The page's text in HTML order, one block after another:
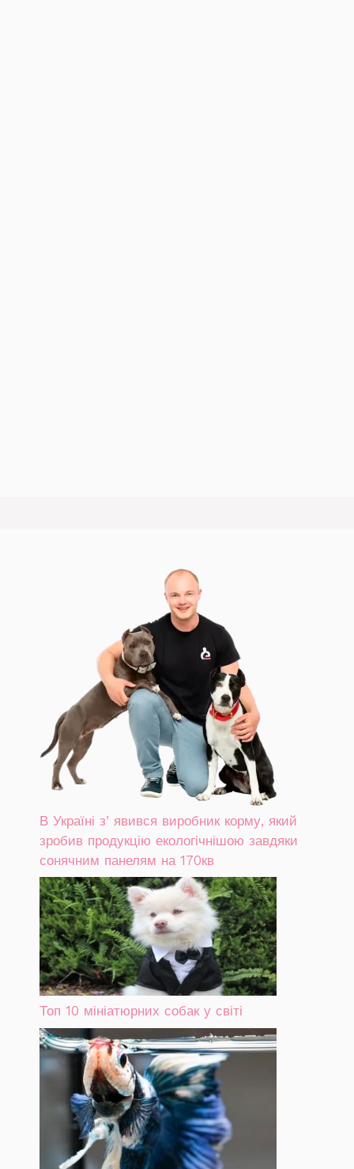
В Україні зʼявився виробник корму, який
зробив продукцію екологічнішою завдяки
сонячним панелям на 170кв
Топ 10 мініатюрних собак у світі